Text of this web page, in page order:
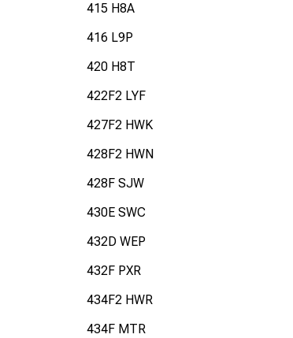
415 H8A
416 L9P
420 H8T
422F2 LYF
427F2 HWK
428F2 HWN
428F SJW
430E SWC
432D WEP
432F PXR
434F2 HWR
434F MTR